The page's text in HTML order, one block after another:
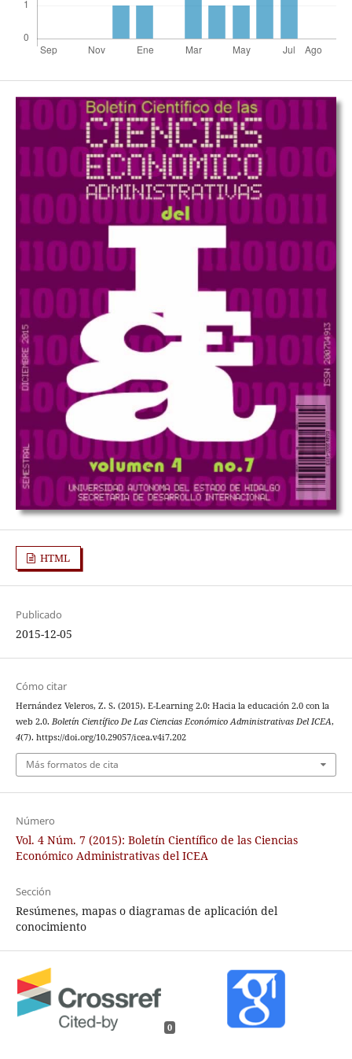
HTML
Publicado
2015-12-05
Cómo citar
Hernández Veleros, Z. S. (2015). E-Learning 2.0: Hacia la educación 2.0 con la
web 2.0. Boletín Científico De Las Ciencias Económico Administrativas Del ICEA,
4(7). https://doi.org/10.29057/icea.v4i7.202
Más formatos de cita
Número
Vol. 4 Núm. 7 (2015): Boletín Científico de las Ciencias
Económico Administrativas del ICEA
Sección
Resúmenes, mapas o diagramas de aplicación del
conocimiento
0